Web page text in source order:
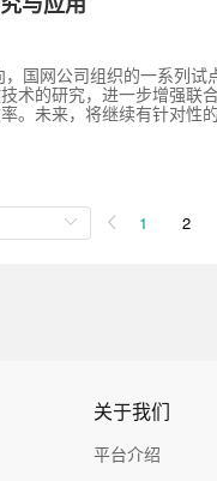
国网公司组织的一系列
术的研究，进一步增强
。未来，将继续有针对
规范化，并尝试将无人
1 2
关于我们
平台介绍